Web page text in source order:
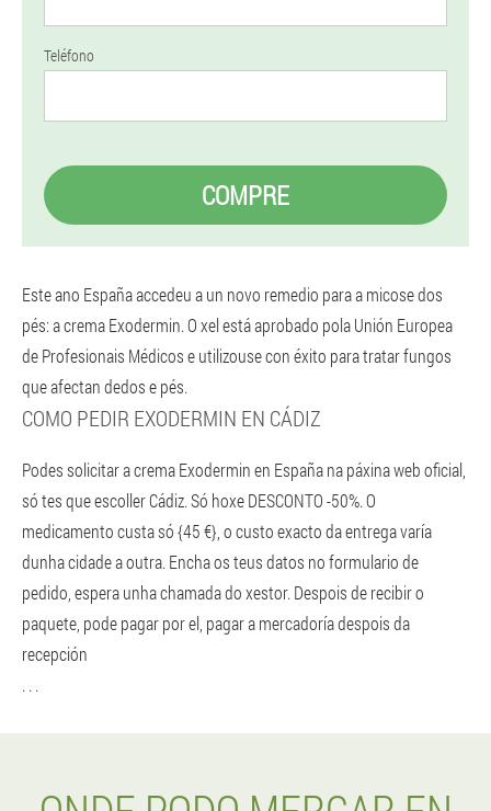
Teléfono
COMPRE
Este ano España accedeu a un novo remedio para a micose dos
pés: a crema Exodermin. O xel está aprobado pola Unión Europea
de Profesionais Médicos e utilizouse con éxito para tratar fungos
que afectan dedos e pés.
COMO PEDIR EXODERMIN EN CÁDIZ
Podes solicitar a crema Exodermin en España na páxina web oficial,
só tes que escoller Cádiz. Só hoxe DESCONTO -50%. O
medicamento custa só {45 €}, o custo exacto da entrega varía
dunha cidade a outra. Encha os teus datos no formulario de
pedido, espera unha chamada do xestor. Despois de recibir o
paquete, pode pagar por el, pagar a mercadoría despois da
recepción
. . .